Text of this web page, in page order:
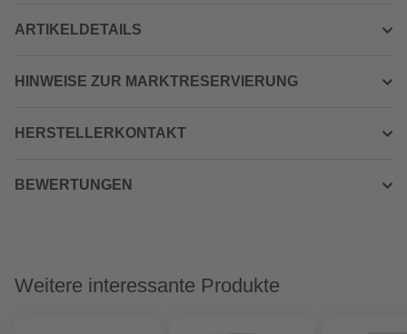
ARTIKELDETAILS
HINWEISE ZUR MARKTRESERVIERUNG
HERSTELLERKONTAKT
BEWERTUNGEN
Weitere interessante Produkte